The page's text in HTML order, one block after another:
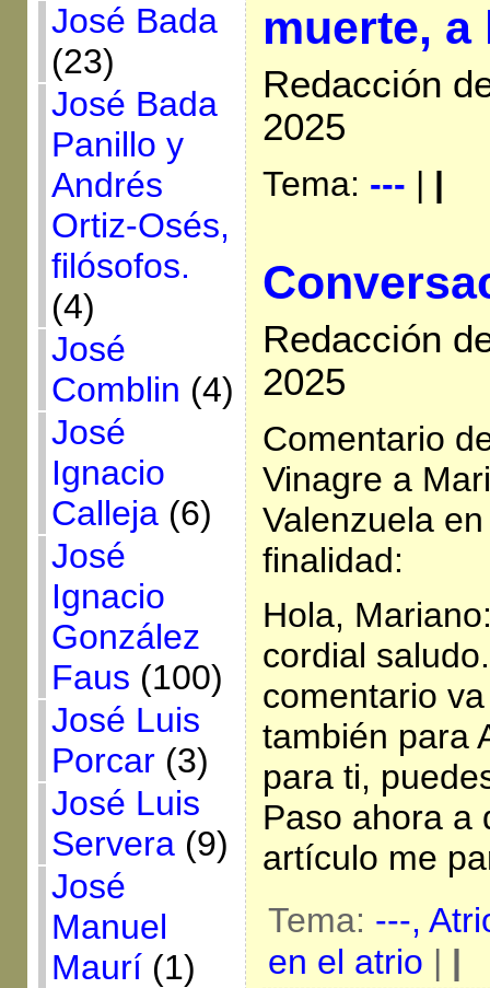
José Bada
(23)
José Bada
Panillo y
Andrés
Ortiz-Osés,
filósofos.
(4)
José
Comblin (4)
José
Ignacio
Calleja(6)
José
Ignacio
González
Faus (100)
José Luis
Porcar(3)
José Luis
Servera(9)
José
Manuel
Maurí(1)
muerte, a
Redacción
2025
Tema: --- | |
Redacción
2025
Comentario
Vinagre a
Valenzuela
finalidad:
Hola,
cordial
comentario
también para
para ti,
Paso ahora a
artículo me
Tema: ---,
en el atrio | |